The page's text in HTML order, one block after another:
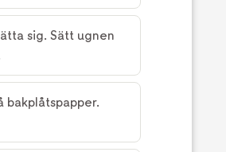
sig. Sätt ugnen
bakplåtspapper.